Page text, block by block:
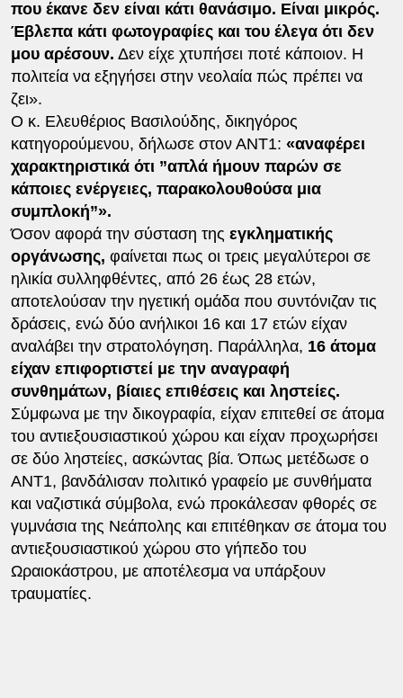
που έκανε δεν είναι κάτι θανάσιμο. Είναι μικρός.
Έβλεπα κάτι φωτογραφίες και του έλεγα ότι δεν
μου αρέσουν. Δεν είχε χτυπήσει ποτέ κάποιον. Η
πολιτεία να εξηγήσει στην νεολαία πώς πρέπει να
ζει».
Ο κ. Ελευθέριος Βασιλούδης, δικηγόρος
κατηγορούμενου, δήλωσε στον ΑΝΤ1: «αναφέρει
χαρακτηριστικά ότι ”απλά ήμουν παρών σε
κάποιες ενέργειες, παρακολουθούσα μια
συμπλοκή”».
Όσον αφορά την σύσταση της εγκληματικής
οργάνωσης, φαίνεται πως οι τρεις μεγαλύτεροι σε
ηλικία συλληφθέντες, από 26 έως 28 ετών,
αποτελούσαν την ηγετική ομάδα που συντόνιζαν τις
δράσεις, ενώ δύο ανήλικοι 16 και 17 ετών είχαν
αναλάβει την στρατολόγηση. Παράλληλα, 16 άτομα
είχαν επιφορτιστεί με την αναγραφή
συνθημάτων, βίαιες επιθέσεις και ληστείες.
Σύμφωνα με την δικογραφία, είχαν επιτεθεί σε άτομα
του αντιεξουσιαστικού χώρου και είχαν προχωρήσει
σε δύο ληστείες, ασκώντας βία. Όπως μετέδωσε ο
ΑΝΤ1, βανδάλισαν πολιτικό γραφείο με συνθήματα
και ναζιστικά σύμβολα, ενώ προκάλεσαν φθορές σε
γυμνάσια της Νεάπολης και επιτέθηκαν σε άτομα του
αντιεξουσιαστικού χώρου στο γήπεδο του
Ωραιοκάστρου, με αποτέλεσμα να υπάρξουν
τραυματίες.